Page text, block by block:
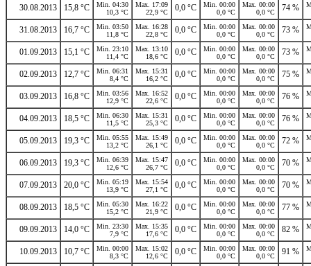
30.08.2013 15,8 °C
Min. 04:30
10,3 °C
Max. 17:09
22,9 °C
0,0 °C
Min. 00:00
0,0 °C
Max. 00:00
0,0 °C
74 %
31.08.2013 16,7 °C
Min. 03:50
11,8 °C
Max. 16:28
22,8 °C
0,0 °C
Min. 00:00
0,0 °C
Max. 00:00
0,0 °C
73 %
01.09.2013 15,1 °C
Min. 23:10
11,4 °C
Max. 13:10
18,6 °C
0,0 °C
Min. 00:00
0,0 °C
Max. 00:00
0,0 °C
73 %
02.09.2013 12,7 °C
Min. 06:31
8,4 °C
Max. 15:31
16,2 °C
0,0 °C
Min. 00:00
0,0 °C
Max. 00:00
0,0 °C
75 %
03.09.2013 16,8 °C
Min. 03:56
12,9 °C
Max. 16:52
22,6 °C
0,0 °C
Min. 00:00
0,0 °C
Max. 00:00
0,0 °C
76 %
04.09.2013 18,5 °C
Min. 06:30
11,5 °C
Max. 15:31
25,3 °C
0,0 °C
Min. 00:00
0,0 °C
Max. 00:00
0,0 °C
76 %
05.09.2013 19,3 °C
Min. 05:55
13,2 °C
Max. 15:49
26,1 °C
0,0 °C
Min. 00:00
0,0 °C
Max. 00:00
0,0 °C
72 %
06.09.2013 19,3 °C
Min. 06:39
12,6 °C
Max. 15:47
26,7 °C
0,0 °C
Min. 00:00
0,0 °C
Max. 00:00
0,0 °C
70 %
07.09.2013 20,0 °C
Min. 05:19
13,9 °C
Max. 15:54
27,1 °C
0,0 °C
Min. 00:00
0,0 °C
Max. 00:00
0,0 °C
70 %
08.09.2013 18,5 °C
Min. 05:30
15,2 °C
Max. 16:22
21,9 °C
0,0 °C
Min. 00:00
0,0 °C
Max. 00:00
0,0 °C
77 %
09.09.2013 14,0 °C
Min. 23:30
7,9 °C
Max. 15:35
17,6 °C
0,0 °C
Min. 00:00
0,0 °C
Max. 00:00
0,0 °C
82 %
10.09.2013 10,7 °C
Min. 00:00
8,3 °C
Max. 15:02
12,6 °C
0,0 °C
Min. 00:00
0,0 °C
Max. 00:00
0,0 °C
91 %